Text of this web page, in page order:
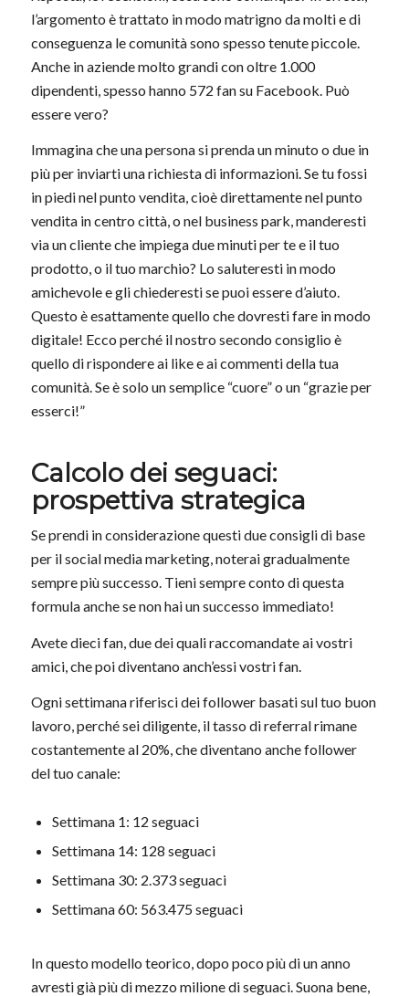
l’argomento è trattato in modo matrigno da molti e di
conseguenza le comunità sono spesso tenute piccole.
Anche in aziende molto grandi con oltre 1.000
dipendenti, spesso hanno 572 fan su Facebook. Può
essere vero?
Immagina che una persona si prenda un minuto o due in
più per inviarti una richiesta di informazioni. Se tu fossi
in piedi nel punto vendita, cioè direttamente nel punto
vendita in centro città, o nel business park, manderesti
via un cliente che impiega due minuti per te e il tuo
prodotto, o il tuo marchio? Lo saluteresti in modo
amichevole e gli chiederesti se puoi essere d’aiuto.
Questo è esattamente quello che dovresti fare in modo
digitale! Ecco perché il nostro secondo consiglio è
quello di rispondere ai like e ai commenti della tua
comunità. Se è solo un semplice “cuore” o un “grazie per
esserci!”
Calcolo dei seguaci:
prospettiva strategica
Se prendi in considerazione questi due consigli di base
per il social media marketing, noterai gradualmente
sempre più successo. Tieni sempre conto di questa
formula anche se non hai un successo immediato!
Avete dieci fan, due dei quali raccomandate ai vostri
amici, che poi diventano anch’essi vostri fan.
Ogni settimana riferisci dei follower basati sul tuo buon
lavoro, perché sei diligente, il tasso di referral rimane
costantemente al 20%, che diventano anche follower
del tuo canale:
Settimana 1: 12 seguaci
Settimana 14: 128 seguaci
Settimana 30: 2.373 seguaci
Settimana 60: 563.475 seguaci
In questo modello teorico, dopo poco più di un anno
avresti già più di mezzo milione di seguaci. Suona bene,